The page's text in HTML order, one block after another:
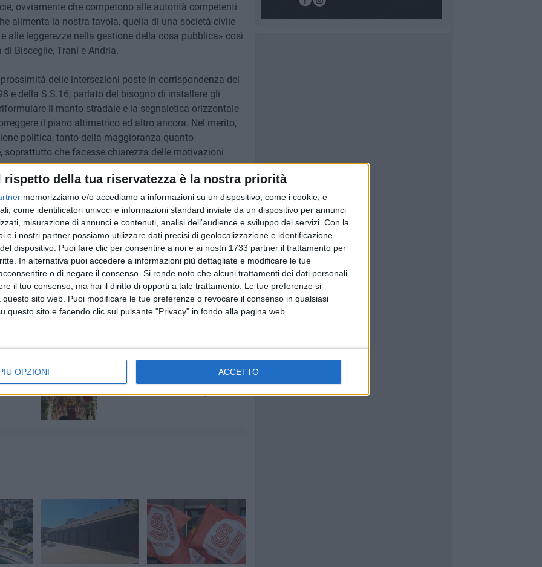
rispetto della tua riservatezza è la nostra priorità
memorizziamo e/o accediamo a informazioni su un dispositivo, come i cookie, e
come identificatori univoci e informazioni standard inviate da un dispositivo per annunci
misurazione di annunci e contenuti, analisi dell'audience e sviluppo dei servizi. Con la
e i nostri partner possiamo utilizzare dati precisi di geolocalizzazione e identificazione
dispositivo. Puoi fare clic per consentire a noi e ai nostri 1733 partner il trattamento per
In alternativa puoi accedere a informazioni più dettagliate e modificare le tue
o di negare il consenso. Si rende noto che alcuni trattamenti dei dati personali
il tuo consenso, ma hai il diritto di opporti a tale trattamento. Le tue preferenze si
sito web. Puoi modificare le tue preferenze o revocare il consenso in qualsiasi
questo sito e facendo clic sul pulsante "Privacy" in fondo alla pagina web.
OPZIONI ACCETTO
ovviamente che competono alle autorità competenti
alimenta la nostra tavola, quella di una società civile
alle leggerezze nella gestione della cosa pubblica» così
Bisceglie, Trani e Andria.
delle intersezioni poste in corrispondenza dei
e della S.S.16; parlato del bisogno di installare gli
il manto stradale e la segnaletica orizzontale
il piano altimetrico ed altro ancora. Nel merito,
politica, tanto della maggioranza quanto
che facesse chiarezza delle motivazioni
e realizzazione degli interventi necessari,
ancora nella nota.
perderci in una inutile retorica su una vicenda triste e
simili. Sinistra Italiana, nell'esprimere il cordoglio
che la Magistratura faccia piena luce sulle cause
urgente convocazione per l'istituzione di un tavolo che
provvedimenti chiari e netti, tra i quali sarà necessario
Andria) per consegnarla all'utenza solo quando
le capacità amministrative e gestionali dell'ente
completo di venerdì 7 agosto